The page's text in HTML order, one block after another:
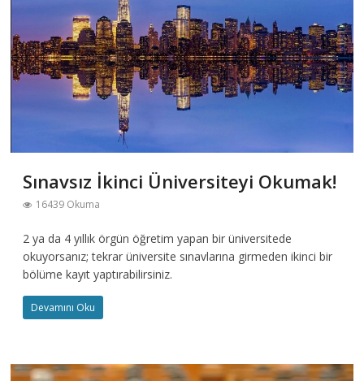
Sınavsız İkinci Üniversiteyi Okumak!
16439 Okuma
2 ya da 4 yıllık örgün öğretim yapan bir üniversitede
okuyorsanız; tekrar üniversite sınavlarına girmeden ikinci bir
bölüme kayıt yaptırabilirsiniz.
Devamını Oku